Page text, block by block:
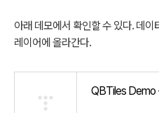
아래 데모에서 확인할 수 있다. 데
레이어에 올라간다.
QBTiles Demo